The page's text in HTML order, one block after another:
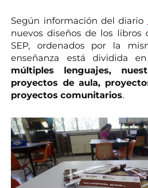
Según información del diario
nuevos diseños de los libros
SEP, ordenados por la
enseñanza está dividida
múltiples lenguajes,
proyectos de aula,
proyectos comunitarios.